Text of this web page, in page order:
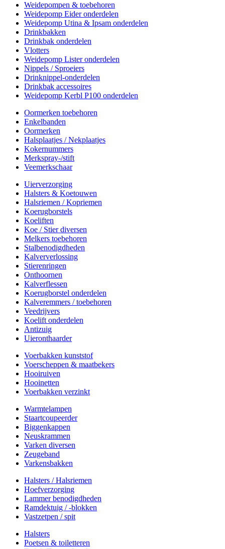
Weidepompen & toebehoren
Weidepomp Eider onderdelen
Weidepomp Utina & Ipsam onderdelen
Drinkbakken
Drinkbak onderdelen
Vlotters
Weidepomp Lister onderdelen
Nippels / Sproeiers
Drinknippel-onderdelen
Drinkbak accessoires
Weidepomp Kerbl P100 onderdelen
Oormerken toebehoren
Enkelbanden
Oormerken
Halsplaatjes / Nekplaatjes
Kokernummers
Merkspray-/stift
Veemerkschaar
Uierverzorging
Halsters & Koetouwen
Halsriemen / Kopriemen
Koerugborstels
Koeliften
Koe / Stier diversen
Melkers toebehoren
Stalbenodigdheden
Kalververlossing
Stierenringen
Onthoornen
Kalverflessen
Koerugborstel onderdelen
Kalveremmers / toebehoren
Veedrijvers
Koelift onderdelen
Antizuig
Uieronthaarder
Voerbakken kunststof
Voerscheppen & maatbekers
Hooiruiven
Hooinetten
Voerbakken verzinkt
Warmtelampen
Staartcoupeerder
Biggenkappen
Neuskrammen
Varken diversen
Zeugeband
Varkensbakken
Halsters / Halsriemen
Hoefverzorging
Lammer benodigdheden
Ramdektuig / -blokken
Vastzetpen / spit
Halsters
Poetsen & toiletteren